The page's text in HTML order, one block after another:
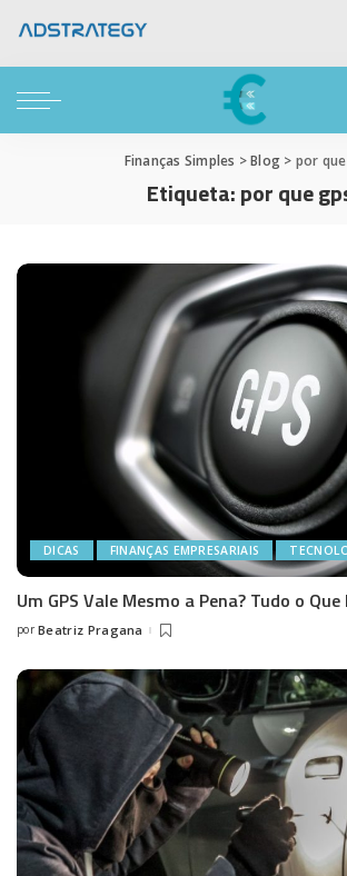
Finanças Simples >Blog > por
Etiqueta:por que
DICAS FINANÇAS EMPRESARIAIS
Um GPS Vale Mesmo a Pena? Tudo o
Posted
por Beatriz Pragana